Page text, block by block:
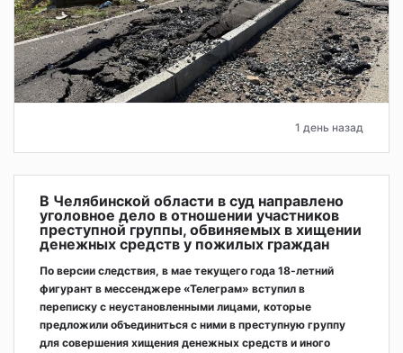
1 день назад
В Челябинской области в суд направлено
уголовное дело в отношении участников
преступной группы, обвиняемых в хищении
денежных средств у пожилых граждан
По версии следствия, в мае текущего года 18-летний
фигурант в мессенджере «Телеграм» вступил в
переписку с неустановленными лицами, которые
предложили объединиться с ними в преступную группу
для совершения хищения денежных средств и иного